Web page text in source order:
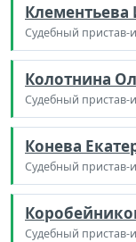
Клементьева
Судебный пристав-
Колотнина
Судебный пристав-
Конева
Судебный пристав-
Судебный пристав-